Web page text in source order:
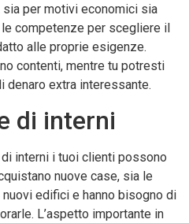
per motivi economici sia
competenze per scegliere il
alle proprie esigenze.
contenti, mentre tu potresti
denaro extra interessante.
di interni
interni i tuoi clienti possono
nuove case, sia le
edifici e hanno bisogno di
L’aspetto importante in